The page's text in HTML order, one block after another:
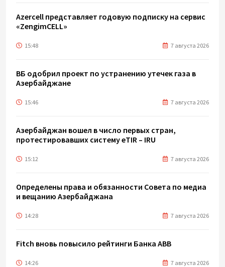
Azercell представляет годовую подписку на сервис
«ZengimCELL»
15:48 7 августа 2026
ВБ одобрил проект по устранению утечек газа в
Азербайджане
15:46 7 августа 2026
Азербайджан вошел в число первых стран,
протестировавших систему eTIR – IRU
15:12 7 августа 2026
Определены права и обязанности Совета по медиа
и вещанию Азербайджана
14:28 7 августа 2026
Fitch вновь повысило рейтинги Банка ABB
14:26 7 августа 2026